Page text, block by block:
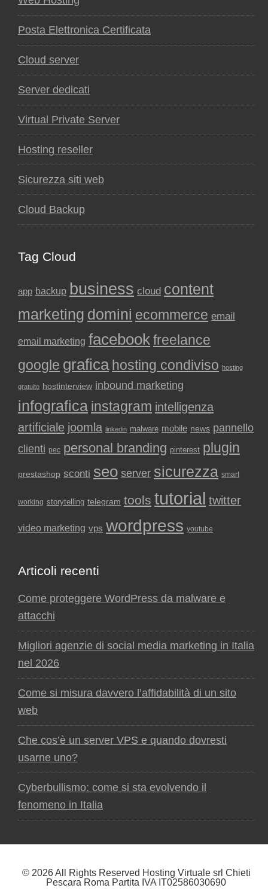
Posta Elettronica Certificata
Cloud server
Server dedicati
Virtual Private Server
Hosting reseller
Sicurezza siti web
Cloud Backup
Tag Cloud
app backup business cloud content
marketing domini ecommerce email
email marketing facebookfreelance
google grafica hosting condiviso hosting
gratuito hostinterview inbound marketing
infografica instagram intelligenza
artificiale joomla linkedin malware mobile news pannello
clienti pec personal branding pinterest plugin
prestashop sconti seo server sicurezza smart
working storytelling telegram tools tutorial twitter
video marketing vps wordpress youtube
Articoli recenti
Come proteggere WordPress da malware e
attacchi
Migliori agenzie di social media marketing in Italia
nel 2026
Come si misura davvero l’affidabilità di un sito
web
Che cos’è un server VPS e quando dovresti
usarne uno?
Cyberbullismo: come si sta evolvendo il
fenomeno in Italia
© 2026 All Rights Reserved Hosting Virtuale srl Chieti
Pescara Roma Partita IVA IT02586030690